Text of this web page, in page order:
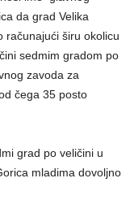
da grad Velika
računajući širu okolicu
sedmim gradom po
zavoda za
čega 35 posto
grad po veličini u
mladima dovoljno